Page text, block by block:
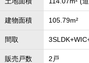
建物面積 105.79m²
間取
販売戸数 2戸